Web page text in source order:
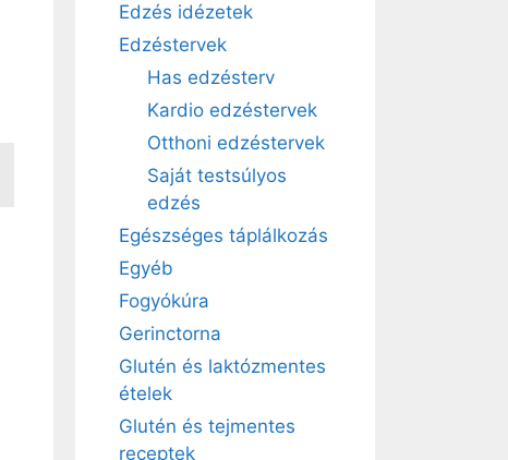
Edzés idézetek
Edzéstervek
Has edzésterv
Kardio edzéstervek
Otthoni edzéstervek
Saját testsúlyos
edzés
Egészséges táplálkozás
Egyéb
Fogyókúra
Gerinctorna
Glutén és laktózmentes
ételek
Glutén és tejmentes
receptek